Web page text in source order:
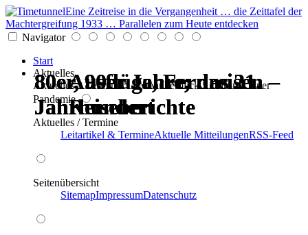
Eine Zeitreise in die Vergangenheit … die Zeittafel der
Machtergreifung 1933 … Parallelen zum Heute entdecken
Navigator
Start
Aktuelles
Aktuelles * Termine * Seitenüberblick * Chronik einer
Pandemie
Aktuelles / Termine
Leitartikel & TermineAktuelle MitteilungenRSS-Feed
Seitenübersicht
SitemapImpressumDatenschutz
80er, 90er Jahre; das 21.
Jahrhundert
Ausflüge, Fernreisen –
Reiseberichte
80er, 90er Jahre; das 21.
Jahrhundert
80er, 90er Jahre; das 21.
Jahrhundert
Ausflüge, Fernreisen –
Reiseberichte
80er, 90er Jahre; das 21.
Jahrhundert